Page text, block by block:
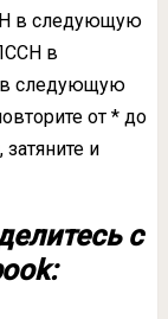
в следующую
в
следующую
от * до
и
с